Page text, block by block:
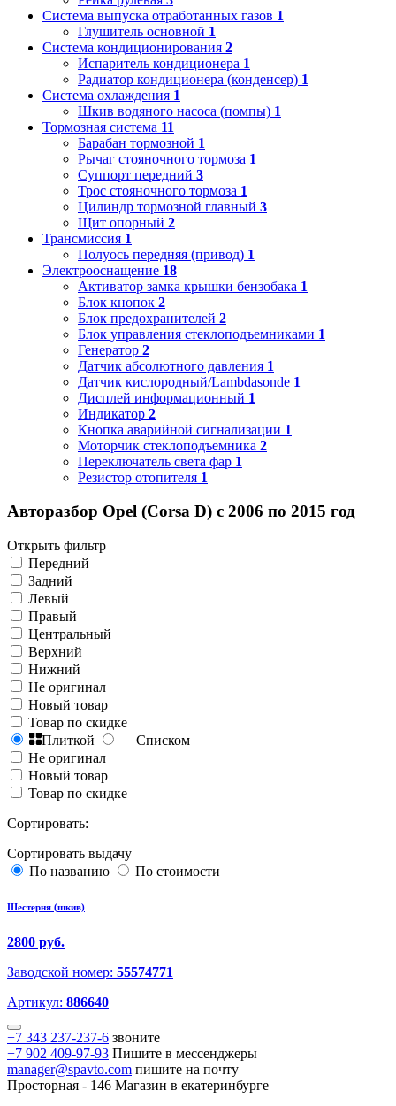
Система выпуска отработанных газов 1
Глушитель основной 1
Система кондиционирования 2
Испаритель кондиционера 1
Радиатор кондиционера (конденсер) 1
Система охлаждения 1
Шкив водяного насоса (помпы) 1
Тормозная система 11
Барабан тормозной 1
Рычаг стояночного тормоза 1
Суппорт передний 3
Трос стояночного тормоза 1
Цилиндр тормозной главный 3
Щит опорный 2
Трансмиссия 1
Полуось передняя (привод) 1
Электрооснащение 18
Активатор замка крышки бензобака 1
Блок кнопок 2
Блок предохранителей 2
Блок управления стеклоподъемниками 1
Генератор 2
Датчик абсолютного давления 1
Датчик кислородный/Lambdasonde 1
Дисплей информационный 1
Индикатор 2
Кнопка аварийной сигнализации 1
Моторчик стеклоподъемника 2
Переключатель света фар 1
Резистор отопителя 1
Авторазбор Opel (Corsa D) с 2006 по 2015 год
Открыть фильтр
Передний
Задний
Левый
Правый
Центральный
Верхний
Нижний
Не оригинал
Новый товар
Товар по скидке
Плиткой
Списком
Не оригинал
Новый товар
Товар по скидке
Сортировать:
Сортировать выдачу
По названию
По стоимости
Шестерня (шкив)
2800 руб.
Заводской номер: 55574771
Артикул: 886640
+7 343 237-237-6 звоните
+7 902 409-97-93 Пишите в мессенджеры
manager@spavto.com пишите на почту
Просторная - 146 Магазин в екатеринбурге